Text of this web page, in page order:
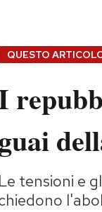
QUESTO
Le tensioni e